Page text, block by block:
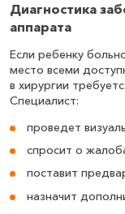
Диагностика
аппарата
Если ребенку
место всеми
в хирургии
Специалист:
проведет
спросит о
поставит
назначит